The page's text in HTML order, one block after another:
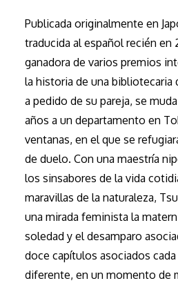
Publicada originalmente en
traducida al español recién en
ganadora de varios premios
la historia de una bibliotecaria
a pedido de su pareja, se
años a un departamento en
ventanas, en el que se
de duelo. Con una maestría
los sinsabores de la vida
maravillas de la naturaleza,
una mirada feminista la
soledad y el desamparo
doce capítulos asociados
diferente, en un momento de